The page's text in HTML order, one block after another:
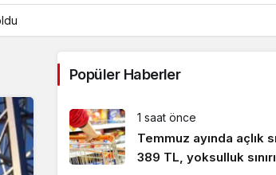
Gündüz modunu seçin.
Popüler Haberler
1 saat önce
Temmuz ayında açlık
389 TL, yoksulluk